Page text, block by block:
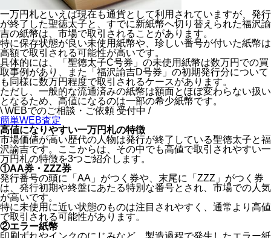
一万円札といえば現在も通貨として利用されていますが、発行
が終了した聖徳太子と、すでに新紙幣へ切り替えられた福沢諭
吉の紙幣は、市場で取引されることがあります。
特に保存状態が良い未使用紙幣や、珍しい番号が付いた紙幣は
高額で取引される可能性が高いです。
具体的には、
「聖徳太子C号券」の未使用紙幣は数万円での買
取事例があり、また「福沢諭吉D号券」の初期発行分について
も同様に数万円程度で取引されるケースがあります。
ただし、一般的な流通済みの紙幣は額面とほぼ変わらない扱い
となるため、高値になるのは一部の希少紙幣です。
\ WEBでのご相談・ご依頼 受付中 /
簡単WEB査定
高値になりやすい一万円札の特徴
市場価値が高い歴代の人物は発行が終了している聖徳太子と福
沢諭吉です。ここからは、その中でも高値で取引されやすい一
万円札の特徴を3つご紹介します。
①AA券・ZZZ券
発行番号の頭に「AA」がつく券や、末尾に「ZZZ」がつく券
は、発行初期や終盤にあたる特別な番号とされ、市場での人気
が高いです。
特に未使用に近い状態のものは注目されやすく、通常より高値
で取引される可能性があります。
②エラー紙幣
印刷ずれやインクのにじみなど、製造過程で発生したエラー紙